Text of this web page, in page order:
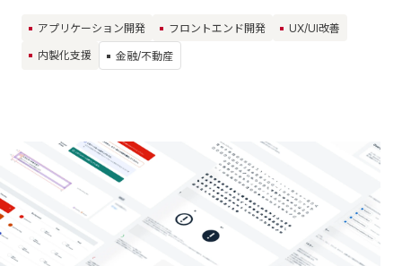
アプリケーション開発 フロントエンド開発
UX/UI改善
内製化支援
金融/不動産